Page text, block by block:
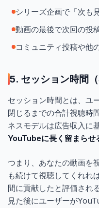
シリーズ企画で「次も
動画の最後で次回の投
コミュニティ投稿や他
5. セッション時間
セッション時間とは、ユ
閉じるまでの合計視聴時
ネスモデルは広告収入に
YouTubeに長く留まらせ
つまり、あなたの動画を
も続けて視聴してくれれ
間に貢献したと評価され
見た後にユーザーが